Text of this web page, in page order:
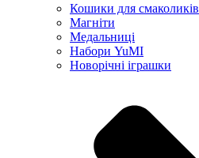
Кошики для смаколиків
Магніти
Медальниці
Набори YuMI
Новорічні іграшки